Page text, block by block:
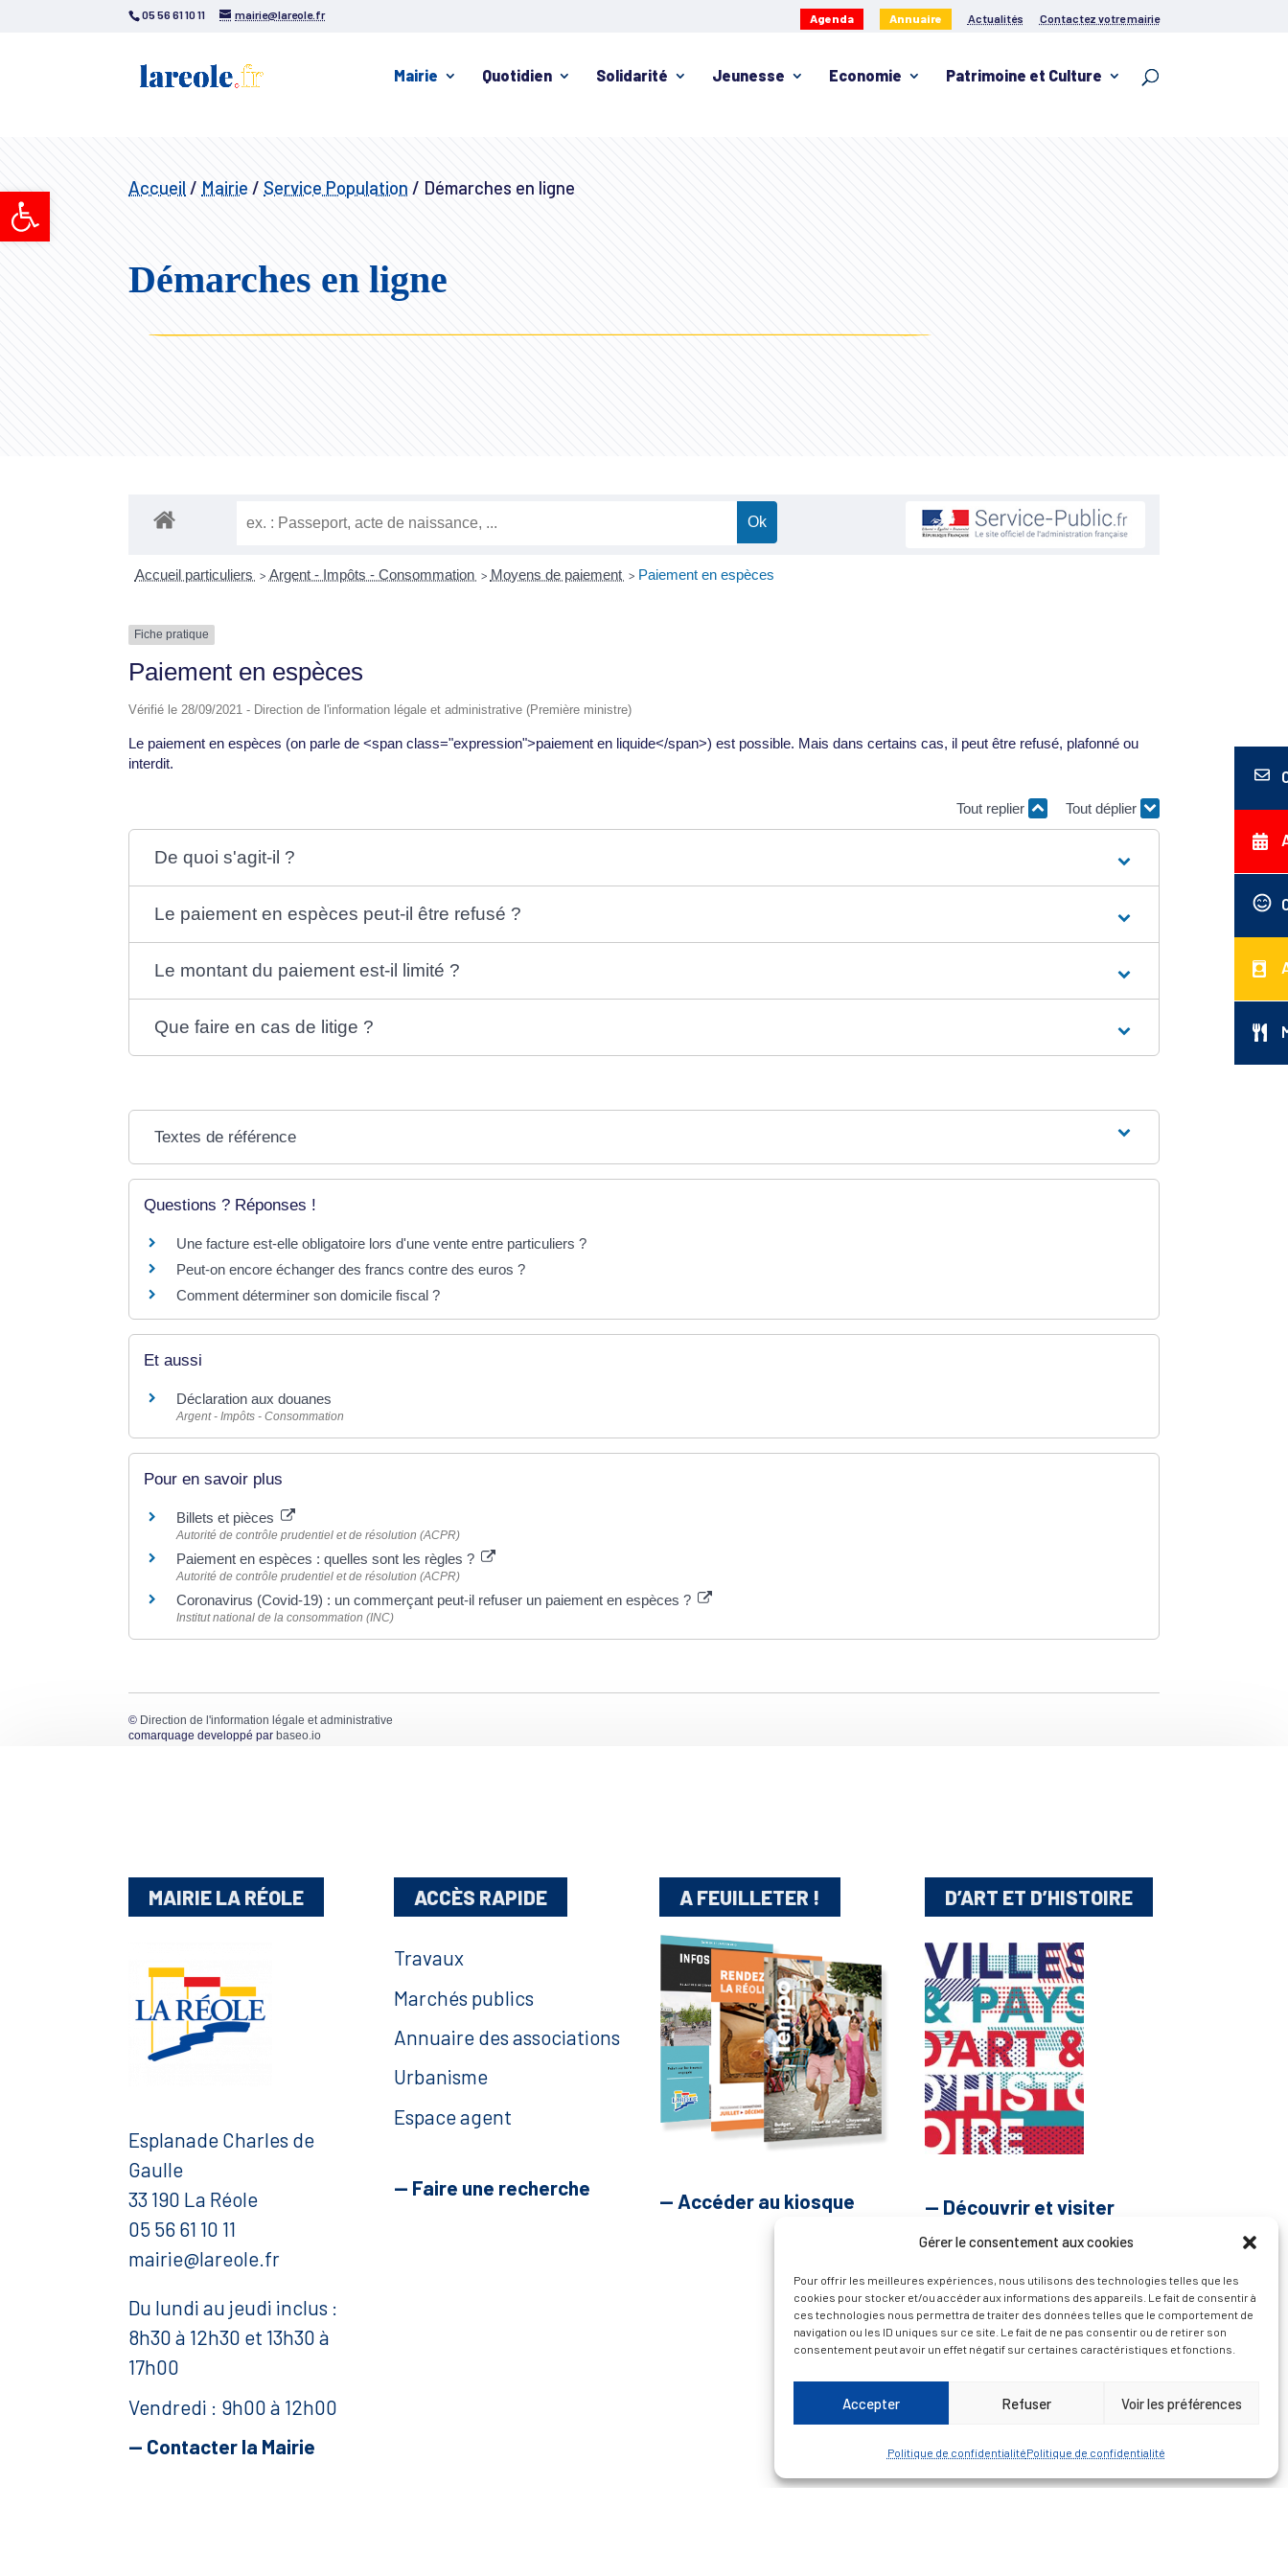
Ouvrir la barre d’outils
Gérer le consentement aux cookies
Pour offrir les meilleures expériences, nous utilisons des technologies telles que les
cookies pour stocker et/ou accéder aux informations des appareils. Le fait de consentir à
ces technologies nous permettra de traiter des données telles que le comportement de
navigation ou les ID uniques sur ce site. Le fait de ne pas consentir ou de retirer son
consentement peut avoir un effet négatif sur certaines caractéristiques et fonctions.
Accepter Refuser Voir les préférences
Politique de confidentialitéPolitique de confidentialité
05 56 61 10 11 mairie@lareole.fr Agenda Annuaire Actualités Contactez votre mairie
Mairie Quotidien Solidarité Jeunesse Economie Patrimoine et Culture
Accueil / Mairie / Service Population / Démarches en ligne
Démarches en ligne
Accueil particuliers > Argent - Impôts - Consommation > Moyens de paiement > Paiement en espèces
Fiche pratique
Paiement en espèces
Vérifié le 28/09/2021 - Direction de l'information légale et administrative (Première ministre)
Le paiement en espèces (on parle de <span class="expression">paiement en liquide</span>) est possible. Mais dans certains cas, il peut être refusé, plafonné ou
interdit.
Tout replier Tout déplier
De quoi s'agit-il ?
Le paiement en espèces peut-il être refusé ?
Le montant du paiement est-il limité ?
Que faire en cas de litige ?
Textes de référence
Questions ? Réponses !
Une facture est-elle obligatoire lors d'une vente entre particuliers ?
Peut-on encore échanger des francs contre des euros ?
Comment déterminer son domicile fiscal ?
Et aussi
Déclaration aux douanes
Argent - Impôts - Consommation
Pour en savoir plus
Billets et pièces
Autorité de contrôle prudentiel et de résolution (ACPR)
Paiement en espèces : quelles sont les règles ?
Autorité de contrôle prudentiel et de résolution (ACPR)
Coronavirus (Covid-19) : un commerçant peut-il refuser un paiement en espèces ?
Institut national de la consommation (INC)
© Direction de l'information légale et administrative
comarquage developpé par baseo.io
MAIRIE LA RÉOLE
Esplanade Charles de
Gaulle
33 190 La Réole
05 56 61 10 11
mairie@lareole.fr
Du lundi au jeudi inclus :
8h30 à 12h30 et 13h30 à
17h00
Vendredi : 9h00 à 12h00
— Contacter la Mairie
ACCÈS RAPIDE
Travaux
Marchés publics
Annuaire des associations
Urbanisme
Espace agent
— Faire une recherche
A FEUILLETER !
— Accéder au kiosque
D’ART ET D’HISTOIRE
— Découvrir et visiter